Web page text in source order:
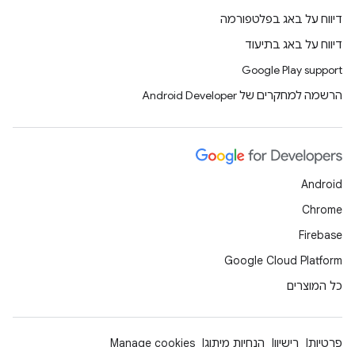
דיווח על באג בפלטפורמה
דיווח על באג בתיעוד
Google Play support
הרשמה למחקרים של Android Developer
Android
Chrome
Firebase
Google Cloud Platform
כל המוצרים
פרטיות רישיון הנחיות מיתוג Manage cookies